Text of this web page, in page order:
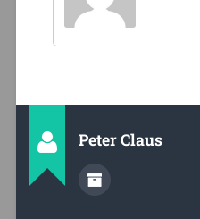
Peter Claus